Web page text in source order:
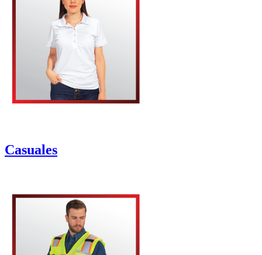
Casuales